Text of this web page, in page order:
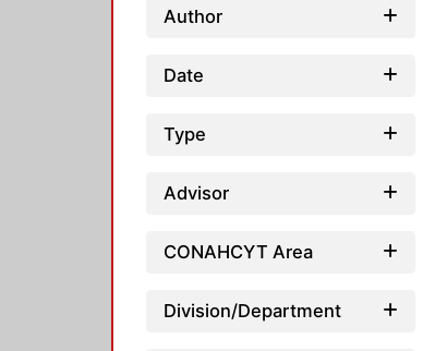
Author
Date
Type
Advisor
CONAHCYT Area
Division/Department